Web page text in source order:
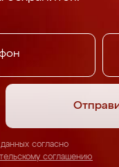
согласно
соглашению